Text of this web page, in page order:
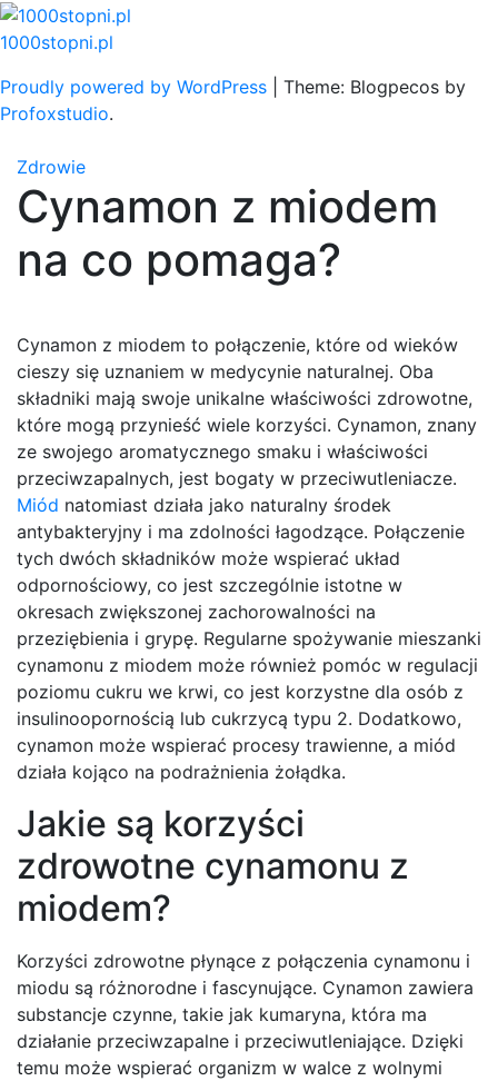
Skip
to
1000stopni.pl
Proudly powered by WordPress
Theme: Blogpecos by
Profoxstudio.
Zdrowie
Cynamon z miodem
na co pomaga?
Cynamon z miodem to połączenie, które od wieków
cieszy się uznaniem w medycynie naturalnej. Oba
składniki mają swoje unikalne właściwości zdrowotne,
które mogą przynieść wiele korzyści. Cynamon, znany
ze swojego aromatycznego smaku i właściwości
przeciwzapalnych, jest bogaty w przeciwutleniacze.
Miód natomiast działa jako naturalny środek
antybakteryjny i ma zdolności łagodzące. Połączenie
tych dwóch składników może wspierać układ
odpornościowy, co jest szczególnie istotne w
okresach zwiększonej zachorowalności na
przeziębienia i grypę. Regularne spożywanie mieszanki
cynamonu z miodem może również pomóc w regulacji
poziomu cukru we krwi, co jest korzystne dla osób z
insulinoopornością lub cukrzycą typu 2. Dodatkowo,
cynamon może wspierać procesy trawienne, a miód
działa kojąco na podrażnienia żołądka.
Jakie są korzyści
zdrowotne cynamonu z
miodem?
Korzyści zdrowotne płynące z połączenia cynamonu i
miodu są różnorodne i fascynujące. Cynamon zawiera
substancje czynne, takie jak kumaryna, która ma
działanie przeciwzapalne i przeciwutleniające. Dzięki
temu może wspierać organizm w walce z wolnymi